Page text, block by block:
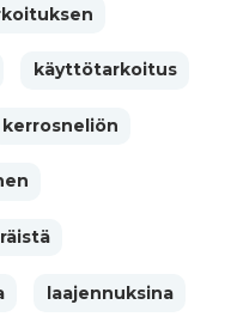
käyttötarkoitus
kerrosneliön
laajennuksina